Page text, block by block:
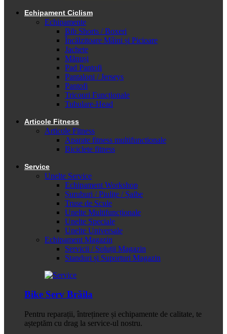
Echipament Ciclism
Echipamente
Bib Shorts / Boxeri
Încălzitoare Mâini și Picioare
Jachete
Mănuși
Pad Pantofi
Pantaloni / Jerseys
Pantofi
Tricouri Funcționale
Tubulare-Head
Articole Fitness
Articole Fitness
Aparate fitness multifunctionale
Biciclete fitness
Service
Unelte Service
Echipament Workshop
Șuruburi / Piulițe / Șaibe
Truse de Scule
Unelte Multifuncționale
Unelte Speciale
Unelte Universale
Echipament Magazin
Servicii / Soluții Magazin
Standuri și Suporturi Magazin
Bike Serv Brăila
Pentru reparații, întreținere și echipamente de calitate, te
așteptăm cu drag la service-ul nostru.